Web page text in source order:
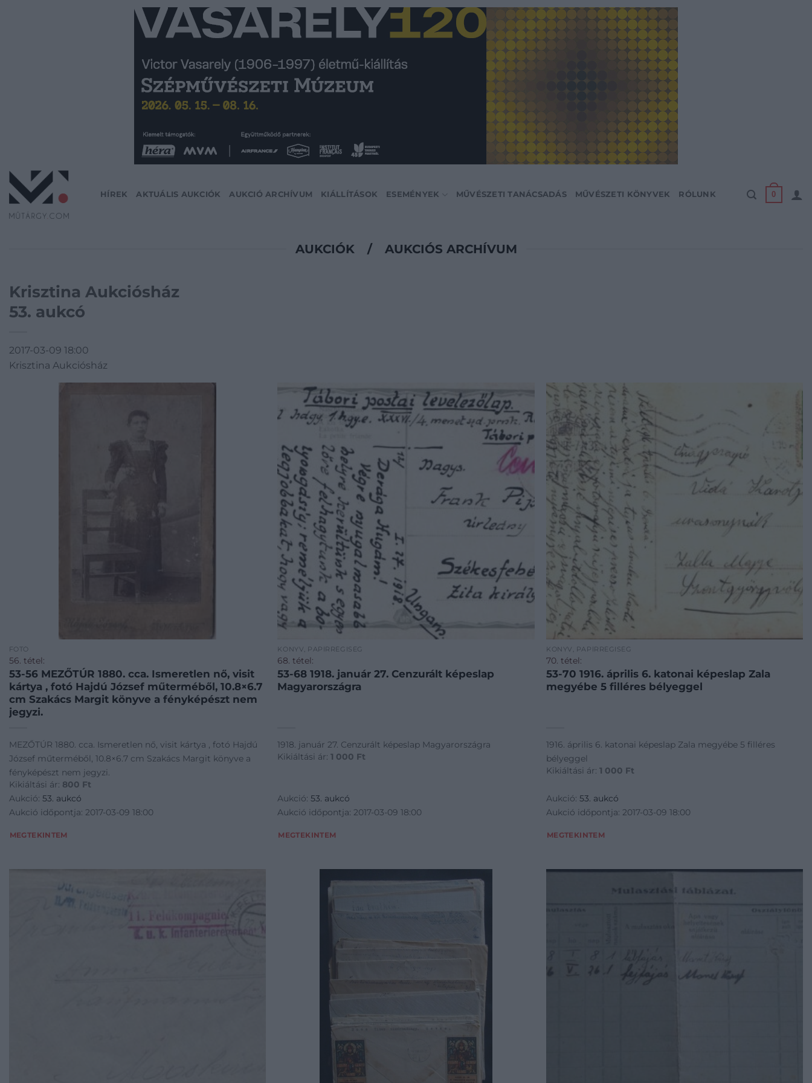
HÍREK AKTUÁLIS AUKCIÓK AUKCIÓ ARCHÍVUM KIÁLLÍTÁSOK ESEMÉNYEK MŰVÉSZETI TANÁCSADÁS MŰVÉSZETI KÖNYVEK RÓLUNK 0
AUKCIÓK / AUKCIÓS ARCHÍVUM
Krisztina Aukciósház
53. aukcó
2017-03-09 18:00
Krisztina Aukciósház
FOTÓ
56. tétel:
53-56 MEZŐTÚR 1880. cca. Ismeretlen nő, visit
kártya , fotó Hajdú József műterméből, 10.8×6.7
cm Szakács Margit könyve a fényképészt nem
jegyzi.
MEZŐTÚR 1880. cca. Ismeretlen nő, visit kártya , fotó Hajdú
József műterméből, 10.8×6.7 cm Szakács Margit könyve a
fényképészt nem jegyzi.
Kikiáltási ár: 800 Ft
Aukció: 53. aukcó
Aukció időpontja: 2017-03-09 18:00
MEGTEKINTEM
KÖNYV, PAPÍRRÉGISÉG
68. tétel:
53-68 1918. január 27. Cenzurált képeslap
Magyarországra
1918. január 27. Cenzurált képeslap Magyarországra
Kikiáltási ár:1 000 Ft
Aukció:53. aukcó
Aukció időpontja: 2017-03-09 18:00
MEGTEKINTEM
KÖNYV, PAPÍRRÉGISÉG
70. tétel:
53-70 1916. április 6. katonai képeslap Zala
megyébe 5 filléres bélyeggel
1916. április 6. katonai képeslap Zala megyébe 5 filléres
bélyeggel
Kikiáltási ár:1 000 Ft
Aukció:53. aukcó
Aukció időpontja: 2017-03-09 18:00
MEGTEKINTEM